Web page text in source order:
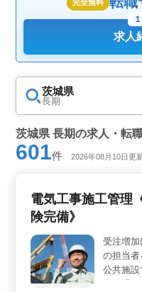
完全無料
求人
茨城県
長期
茨城県 長期の求人・転
601件 2026年08月10日更
電気工事施工管理
険完備》
受注増
の担当者
公共施